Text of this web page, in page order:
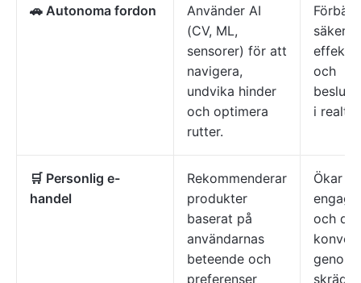
🚗 Autonoma fordon
Använder AI
(CV, ML,
sensorer) för att
navigera,
undvika hinder
och optimera
rutter.
och
i realtid
🛒 Personlig e-
handel
Rekommenderar
produkter
baserat på
användarnas
beteende och
preferenser
Ökar
och
genom